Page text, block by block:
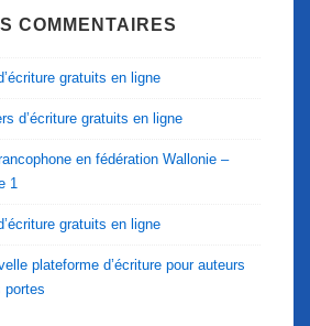
COMMENTAIRES
gratuits en ligne
d’écriture gratuits en ligne
en fédération Wallonie –
1
gratuits en ligne
plateforme d’écriture pour auteurs
portes